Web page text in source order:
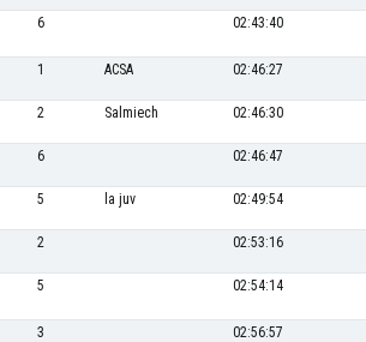
6 02:43:40
1 ACSA 02:46:27
2 Salmiech 02:46:30
6 02:46:47
5 la juv 02:49:54
2 02:53:16
5 02:54:14
3 02:56:57